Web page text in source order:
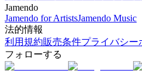
Jamendo
Jamendo for ArtistsJamendo Music
法的情報
利用規約販売条件プライバシー
フォローする